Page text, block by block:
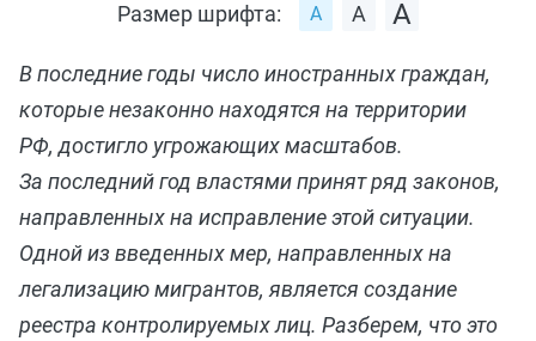
Размер шрифта:
В последние годы число иностранных граждан,
которые незаконно находятся на территории
РФ, достигло угрожающих масштабов.
За последний год властями принят ряд законов,
направленных на исправление этой ситуации.
Одной из введенных мер, направленных на
легализацию мигрантов, является создание
реестра контролируемых лиц. Разберем, что это